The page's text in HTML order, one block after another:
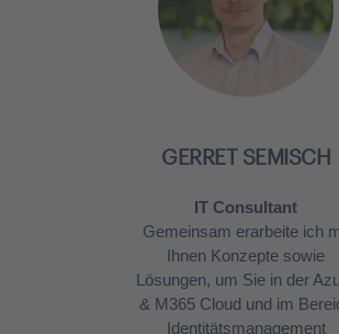
GERRET SEMISCH
IT Consultant
Gemeinsam erarbeite ich
Ihnen Konzepte sowie
Lösungen, um Sie in der
& M365 Cloud und im
Identitätsmanagement